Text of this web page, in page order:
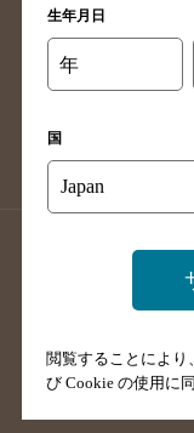
高知県の
長崎県の
大分県の
店舗登録方法の
生年月日
年
国
閲覧することにより、
び Cookie の使用に